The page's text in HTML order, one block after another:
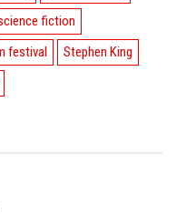
fiction
festival
Stephen King